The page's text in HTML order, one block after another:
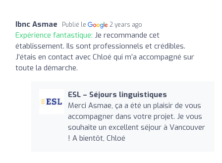
Ibnc Asmae Publié le 2 years ago
Expérience fantastique: Je recommande cet
établissement. Ils sont professionnels et crédibles.
J’étais en contact avec Chloé qui m’a accompagné sur
toute la démarche.
ESL – Séjours linguistiques
Merci Asmae, ça a été un plaisir de vous
accompagner dans votre projet. Je vous
souhaite un excellent séjour à Vancouver
! A bientôt, Chloé